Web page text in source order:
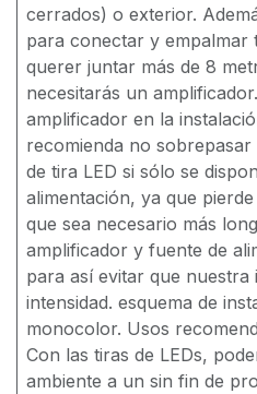
cerrados) o exterior.
para conectar y empalmar
querer juntar más de 8
necesitarás un
amplificador en la
recomienda no
de tira LED si sólo se
alimentación, ya que
que sea necesario más
amplificador y fuente de
para así evitar que nuestra
intensidad. esquema de
monocolor. Usos
Con las tiras de LEDs,
ambiente a un sin fin de